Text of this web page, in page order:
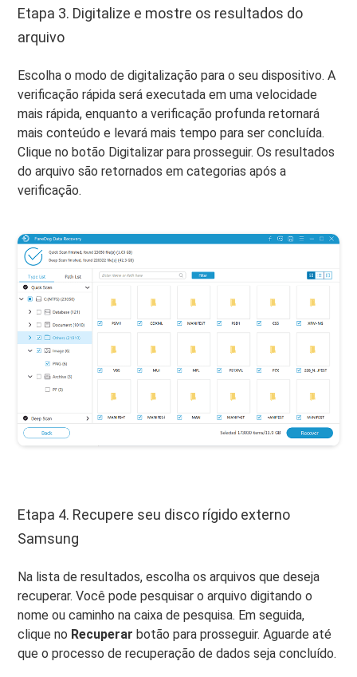
Etapa 3. Digitalize e mostre os resultados do
arquivo
Escolha o modo de digitalização para o seu dispositivo. A
verificação rápida será executada em uma velocidade
mais rápida, enquanto a verificação profunda retornará
mais conteúdo e levará mais tempo para ser concluída.
Clique no botão Digitalizar para prosseguir. Os resultados
do arquivo são retornados em categorias após a
verificação.
Etapa 4. Recupere seu disco rígido externo
Samsung
Na lista de resultados, escolha os arquivos que deseja
recuperar. Você pode pesquisar o arquivo digitando o
nome ou caminho na caixa de pesquisa. Em seguida,
clique no Recuperar botão para prosseguir. Aguarde até
que o processo de recuperação de dados seja concluído.